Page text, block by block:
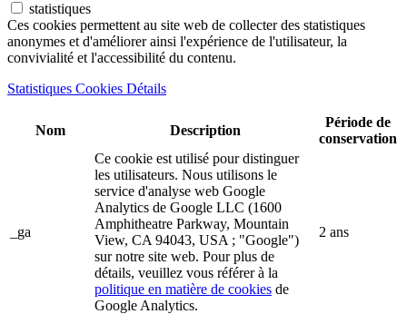
statistiques
Ces cookies permettent au site web de collecter des statistiques
anonymes et d'améliorer ainsi l'expérience de l'utilisateur, la
convivialité et l'accessibilité du contenu.
Statistiques Cookies Détails
Nom Description
Période de
conservation
_ga
Ce cookie est utilisé pour distinguer
les utilisateurs. Nous utilisons le
service d'analyse web Google
Analytics de Google LLC (1600
Amphitheatre Parkway, Mountain
View, CA 94043, USA ; "Google")
sur notre site web. Pour plus de
détails, veuillez vous référer à la
politique en matière de cookies de
Google Analytics.
2 ans